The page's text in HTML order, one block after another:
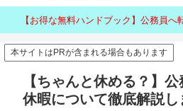
【お得な無料ハンドブック】公務員へ
本サイトはPRが含まれる場合もあります
【ちゃんと休める？】
休暇について徹底解説し